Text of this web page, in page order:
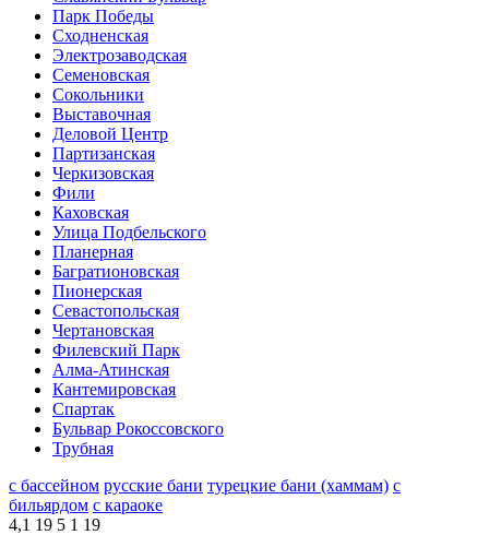
Парк Победы
Сходненская
Электрозаводская
Семеновская
Сокольники
Выставочная
Деловой Центр
Партизанская
Черкизовская
Фили
Каховская
Улица Подбельского
Планерная
Багратионовская
Пионерская
Севастопольская
Чертановская
Филевский Парк
Алма-Атинская
Кантемировская
Спартак
Бульвар Рокоссовского
Трубная
с бассейном русские бани турецкие бани (хаммам) с
бильярдом с караоке
4,1 19 5 1 19